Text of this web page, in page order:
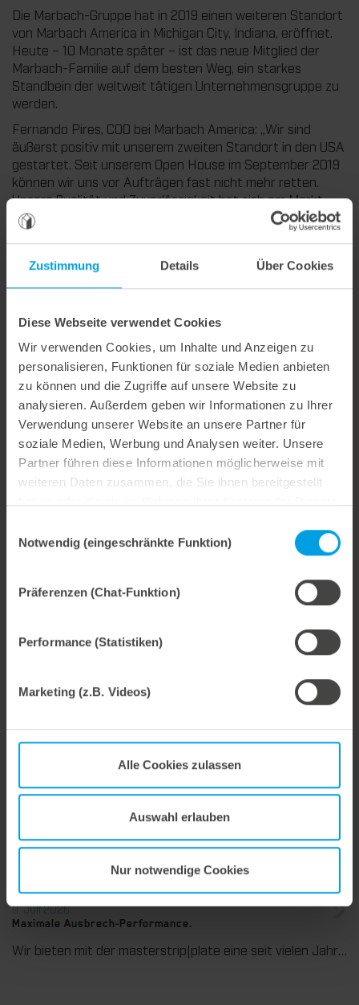
Zustimmung Details Über Cookies
Diese Webseite verwendet Cookies
Wir verwenden Cookies, um Inhalte und Anzeigen zu
personalisieren, Funktionen für soziale Medien anbieten
zu können und die Zugriffe auf unsere Website zu
analysieren. Außerdem geben wir Informationen zu Ihrer
Verwendung unserer Website an unsere Partner für
soziale Medien, Werbung und Analysen weiter. Unsere
Partner führen diese Informationen möglicherweise mit
weiteren Daten zusammen, die Sie ihnen bereitgestellt
Notwendig (eingeschränkte Funktion)
Präferenzen (Chat-Funktion)
Performance (Statistiken)
Marketing (z.B. Videos)
Alle Cookies zulassen
Auswahl erlauben
Nur notwendige Cookies
Die Marbach-Gruppe hat in 2019 einen weiteren Standort
von Marbach America in Michigan City, Indiana, eröffnet.
Heute – 10 Monate später – ist das neue Mitglied der
Marbach-Familie auf dem besten Weg, ein starkes
Standbein der weltweit tätigen Unternehmensgruppe zu
werden.
Fernando Pires, COO bei Marbach America: „Wir sind
äußerst positiv mit unserem zweiten Standort in den USA
gestartet. Seit unserem Open House im September 2019
können wir uns vor Aufträgen fast nicht mehr retten.
Unsere Qualität und Zuverlässigkeit hat sich am Markt
sehr schnell herumgesprochen. Trotz Corona liegen
unsere Umsätze in Michigan deutlich über Plan. Eine tolle
Bei Marbach America in Michigan City sind momentan 25
werden. Der Hauptsitz von Marbach America liegt in
Charlotte, North Carolina.
Weitere interessante Neuigkeiten
29. Juli 2026
Maximale Prozesssicherheit, konsequent abfallfrei.
9. Juli 2026
Maximale Ausbrech-Performance.
Wir bieten mit der masterstrip|plate eine seit vielen Jahren bewährte Lösung für maximale Prozesssicherheit beim Ausbrechen. Das speziell entwickelte Ausbrechoberteil ermöglicht einen stabilen, sauberen und effizienten Ausbrechprozess auch bei anspruchsvollen Anwendungen.